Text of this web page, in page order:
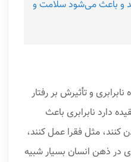
و باعث می‌شود سلامت و
و تأثیرش بر رفتار
دارد نابرابری باعث
مثل فقرا عمل کنند،
در ذهن انسان بسیار شبیه